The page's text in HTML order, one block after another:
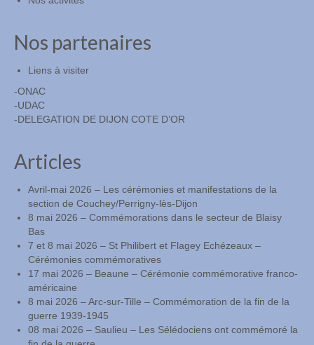
Nos partenaires
Liens à visiter
-ONAC
-UDAC
-DELEGATION DE DIJON COTE D’OR
Articles
Avril-mai 2026 – Les cérémonies et manifestations de la
section de Couchey/Perrigny-lès-Dijon
8 mai 2026 – Commémorations dans le secteur de Blaisy
Bas
7 et 8 mai 2026 – St Philibert et Flagey Echézeaux –
Cérémonies commémoratives
17 mai 2026 – Beaune – Cérémonie commémorative franco-
américaine
8 mai 2026 – Arc-sur-Tille – Commémoration de la fin de la
guerre 1939-1945
08 mai 2026 – Saulieu – Les Sélédociens ont commémoré la